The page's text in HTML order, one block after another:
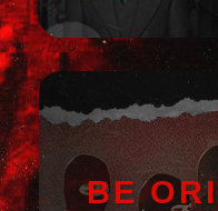
BE